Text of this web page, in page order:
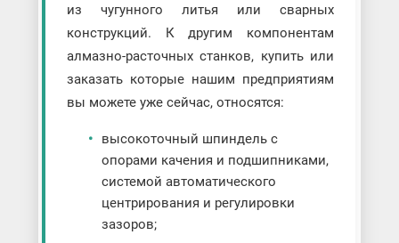
из чугунного литья или сварных
конструкций. К другим компонентам
алмазно-расточных станков, купить или
заказать которые нашим предприятиям
вы можете уже сейчас, относятся:
высокоточный шпиндель с
опорами качения и подшипниками,
системой автоматического
центрирования и регулировки
зазоров;